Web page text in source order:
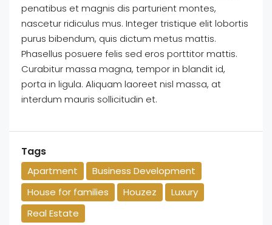
penatibus et magnis dis parturient montes,
nascetur ridiculus mus. Integer tristique elit lobortis
purus bibendum, quis dictum metus mattis.
Phasellus posuere felis sed eros porttitor mattis.
Curabitur massa magna, tempor in blandit id,
porta in ligula. Aliquam laoreet nisl massa, at
interdum mauris sollicitudin et.
Tags
Apartment
Business Development
House for families
Houzez
Luxury
Real Estate